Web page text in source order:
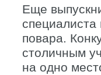
Еще
повара.
столичным
на одно